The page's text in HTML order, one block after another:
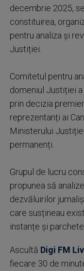
decembrie 2025,
constituirea,
pentru analiza și
Justiției.
Comitetul pentru
domeniul Justiției
prin decizia
reprezentanți ai
Ministerului
permanenți.
Grupul de lucru
propunea să
dezvăluirilor
care susțineau
instanțe și parchete.
Ascultă Digi FM
fiecare 30 de